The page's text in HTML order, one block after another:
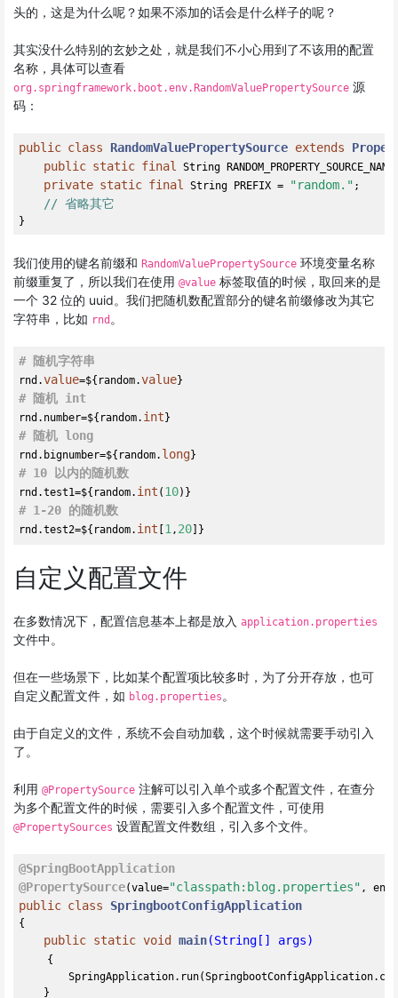
头的，这是为什么呢？如果不添加的话会是什么样子的呢？
其实没什么特别的玄妙之处，就是我们不小心用到了不该用的配置
名称，具体可以查看
org.springframework.boot.env.RandomValuePropertySource 源
码：
public class RandomValuePropertySource extends
public static final String
private static final String PREFIX = "random." ;
// 省略其它
我们使用的键名前缀和 RandomValuePropertySource 环境变量名称
前缀重复了，所以我们在使用 @value 标签取值的时候，取回来的是
一个 32 位的 uuid。我们把随机数配置部分的键名前缀修改为其它
字符串，比如 rnd 。
# 随机字符串
rnd.value=${random.value
# 随机 int
rnd.number=${random. int
# 随机 long
rnd.bignumber=${random. long
# 10 以内的随机数
rnd.test1=${random. int ( 10
# 1-20 的随机数
rnd.test2=${random. int 1, 20
自定义配置文件
在多数情况下，配置信息基本上都是放入 application.properties
文件中。
但在一些场景下，比如某个配置项比较多时，为了分开存放，也可
自定义配置文件，如 blog.properties 。
由于自定义的文件，系统不会自动加载，这个时候就需要手动引入
了。
利用 @PropertySource 注解可以引入单个或多个配置文件，在查分
为多个配置文件的时候，需要引入多个配置文件，可使用
@PropertySources 设置配置文件数组，引入多个文件。
@SpringBootApplication
@PropertySource(value="classpath:blog.properties" ,
public class SpringbootConfigApplication
{
public static void main(String[] args)
{
    }